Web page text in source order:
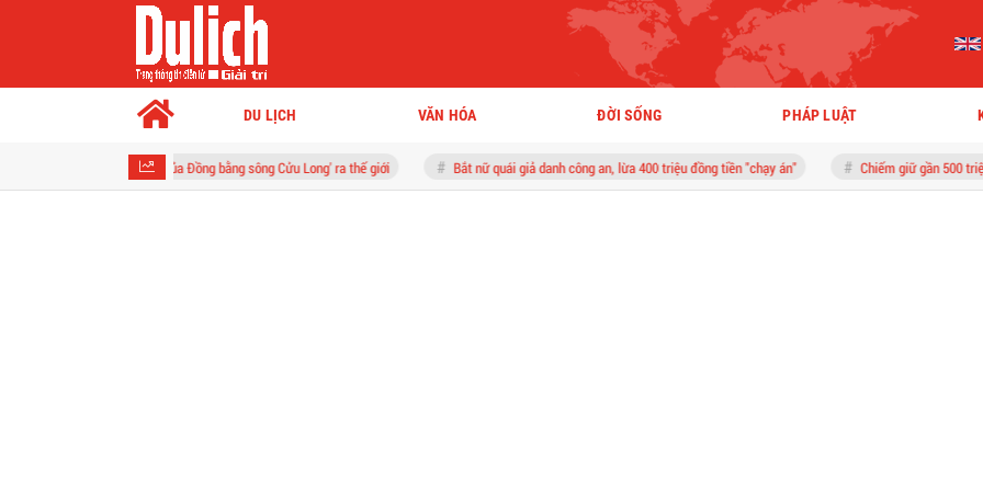
DU LỊCH VĂN HÓA ĐỜI SỐNG PHÁP LUẬT
- Trái tim xanh của Đồng bằng sông Cửu Long' ra thế giới Bắt nữ quái giả danh công an, lừa 400 triệu đồng tiền "chạy án" Chiếm giữ gần 500 triệu chuyển